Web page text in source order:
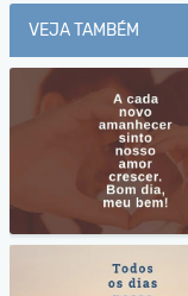
VEJA TAMBÉM